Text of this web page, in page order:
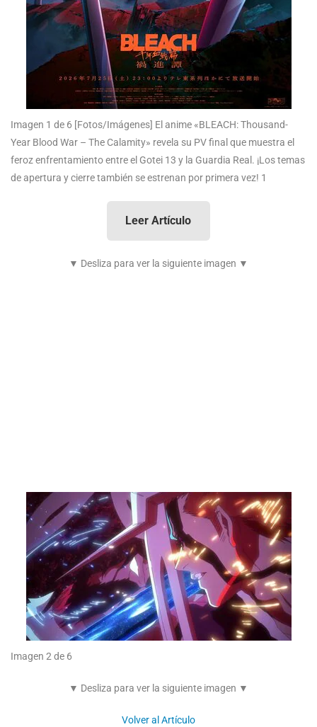
Imagen 1 de 6 [Fotos/Imágenes] El anime «BLEACH: Thousand-
Year Blood War – The Calamity» revela su PV final que muestra el
feroz enfrentamiento entre el Gotei 13 y la Guardia Real. ¡Los temas
de apertura y cierre también se estrenan por primera vez! 1
Leer Artículo
▼ Desliza para ver la siguiente imagen ▼
Imagen 2 de 6
▼ Desliza para ver la siguiente imagen ▼
Volver al Artículo